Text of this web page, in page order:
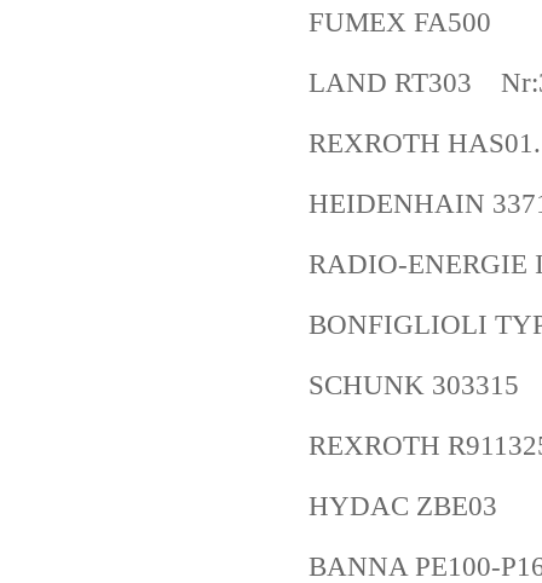
FUMEX FA500
LAND RT303
REXROTH
HEIDENHAIN
RADIO-ENERGIE
BONFIGLIOLI
SCHUNK 303315
REXROTH
HYDAC ZBE03
BANNA PE100-